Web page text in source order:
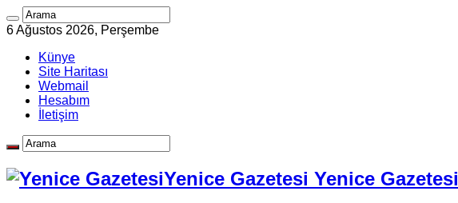
6 Ağustos 2026, Perşembe
Künye
Site Haritası
Webmail
Hesabım
İletişim
Yenice Gazetesi Yenice Gazetesi